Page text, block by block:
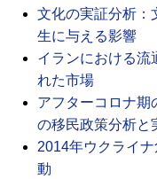
文化の実証分析：
生に与える影響
イランにおける流
れた市場
アフターコロナ期
の移民政策分析と
2014年ウクライ
動